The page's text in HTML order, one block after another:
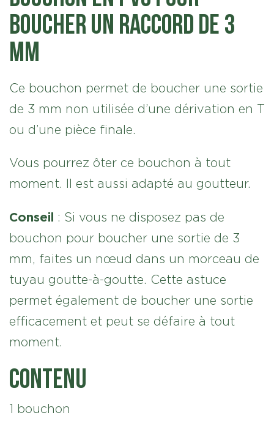
boucher un raccord de 3
mm
Ce bouchon permet de boucher une sortie
de 3 mm non utilisée d’une dérivation en T
ou d’une pièce finale.
Vous pourrez ôter ce bouchon à tout
moment. Il est aussi adapté au goutteur.
Conseil : Si vous ne disposez pas de
bouchon pour boucher une sortie de 3
mm, faites un nœud dans un morceau de
tuyau goutte-à-goutte. Cette astuce
permet également de boucher une sortie
efficacement et peut se défaire à tout
moment.
Contenu
1 bouchon